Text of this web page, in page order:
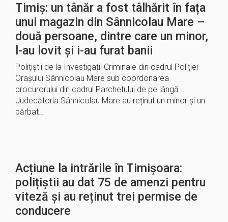
Timiș: un tânăr a fost tâlhărit în fața
unui magazin din Sânnicolau Mare –
două persoane, dintre care un minor,
l-au lovit și i-au furat banii
Polițiștii de la Investigații Criminale din cadrul Poliției
Orașului Sânnicolau Mare sub coordonarea
procurorului din cadrul Parchetului de pe lângă
Judecătoria Sânnicolau Mare au reținut un minor și un
bărbat…
Acțiune la intrările în Timișoara:
polițiștii au dat 75 de amenzi pentru
viteză și au reținut trei permise de
conducere